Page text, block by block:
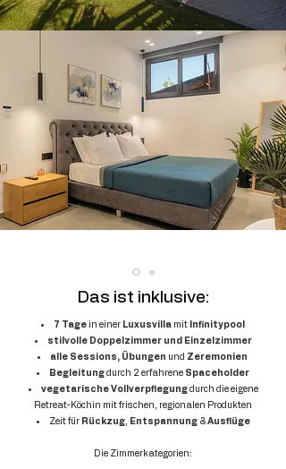
Das ist inklusive:
7 Tage in einer Luxusvilla mit Infinitypool
stilvolle Doppelzimmer und Einzelzimmer
alle Sessions, Übungen und Zeremonien
Begleitung durch 2 erfahrene Spaceholder
vegetarische Vollverpflegung durch die eigene
Retreat-Köchin mit frischen, regionalen Produkten
Zeit für Rückzug, Entspannung & Ausflüge
Die Zimmerkategorien: